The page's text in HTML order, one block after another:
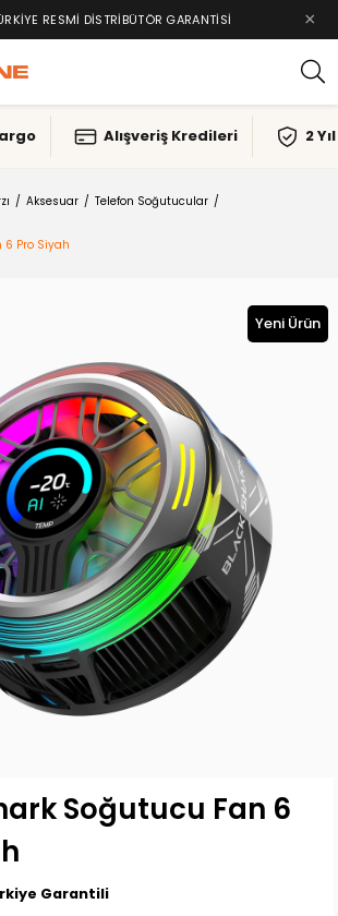
İMKANLARI, ALIŞVERIŞ KREDILERI ×
Alışveriş Kredileri 2
Aksesuar Telefon Soğutucular
6 Pro Siyah
Yeni Ürün
Soğutucu Fan 6
Garantili